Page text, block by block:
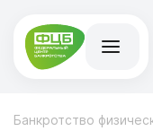
Банкротство